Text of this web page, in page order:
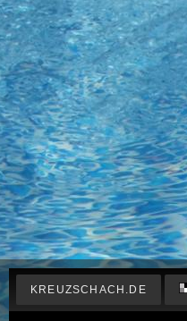
KREUZSCHACH.DE